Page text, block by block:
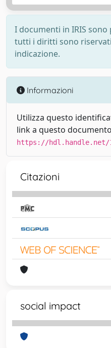
I documenti in IRIS
tutti i diritti sono
indicazione.
Informazioni
Utilizza questo
link a questo
https://hdl.handle.net/
Citazioni
social impact